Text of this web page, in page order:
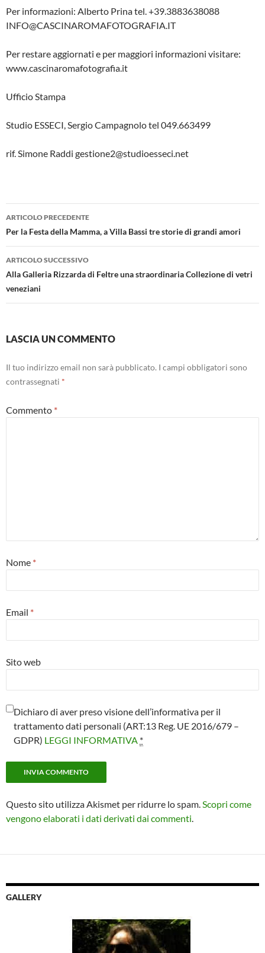
Per informazioni: Alberto Prina tel. +39.3883638088
INFO@CASCINAROMAFOTOGRAFIA.IT
Per restare aggiornati e per maggiori informazioni visitare:
www.cascinaromafotografia.it
Ufficio Stampa
Studio ESSECI, Sergio Campagnolo tel 049.663499
rif. Simone Raddi gestione2@studioesseci.net
Navigazione
articolo
ARTICOLO PRECEDENTE
Per la Festa della Mamma, a Villa Bassi tre storie di grandi amori
ARTICOLO SUCCESSIVO
Alla Galleria Rizzarda di Feltre una straordinaria Collezione di vetri
veneziani
LASCIA UN COMMENTO
Il tuo indirizzo email non sarà pubblicato. I campi obbligatori sono
contrassegnati *
Commento *
Nome *
Email *
Sito web
Dichiaro di aver preso visione dell’informativa per il
trattamento dati personali (ART:13 Reg. UE 2016/679 –
GDPR) LEGGI INFORMATIVA *
Questo sito utilizza Akismet per ridurre lo spam.Scopri come
vengono elaborati i dati derivati dai commenti.
GALLERY